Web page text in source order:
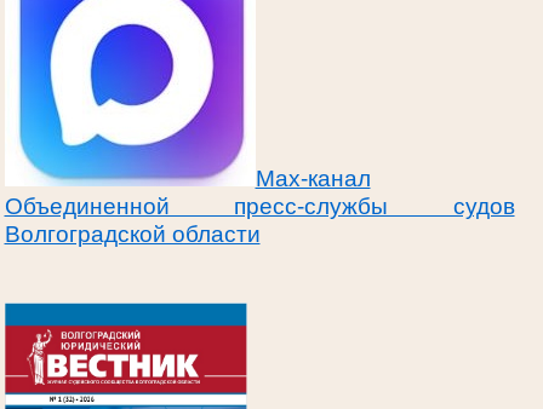
Max-канал
Объединенной пресс-службы судов
Волгоградской области